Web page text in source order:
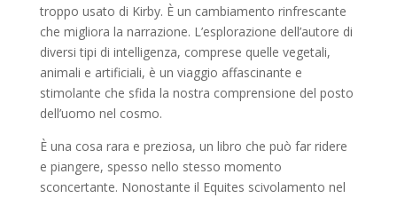
troppo usato di Kirby. È un cambiamento rinfrescante
che migliora la narrazione. L’esplorazione dell’autore di
diversi tipi di intelligenza, comprese quelle vegetali,
animali e artificiali, è un viaggio affascinante e
stimolante che sfida la nostra comprensione del posto
dell’uomo nel cosmo.
È una cosa rara e preziosa, un libro che può far ridere
e piangere, spesso nello stesso momento
sconcertante. Nonostante il Equites scivolamento nel